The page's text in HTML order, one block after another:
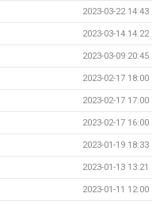
2023-03-22 14:43
2023-03-14 14:22
2023-03-09 20:45
2023-02-17 18:00
2023-02-17 17:00
2023-02-17 16:00
2023-01-19 18:33
2023-01-13 13:21
2023-01-11 12:00